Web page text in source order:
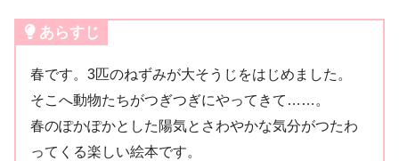
あらすじ
春です。3匹のねずみが大そうじをはじめました。
そこへ動物たちがつぎつぎにやってきて……。
春のぽかぽかとした陽気とさわやかな気分がつたわ
ってくる楽しい絵本です。